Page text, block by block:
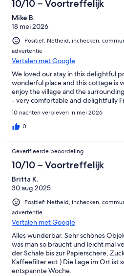
10/10 – Voortreffelijk
Mike B.
18 mei 2026
Positief: Netheid, inchecken,
advertentie
Vertalen met Google
We loved our stay in this delightful
wonderful place and this cottage is
enjoy the village and the
- very comfortable and delightfully
10 nachten verbleven in mei 2026
0
Geverifieerde beoordeling
10/10 – Voortreffelijk
Britta K.
30 aug 2025
Positief: Netheid, inchecken,
advertentie
Vertalen met Google
Alles wunderbar. Sehr schönes
was man so braucht und leicht mal
der Schale bis zur Papierschere,
Kaffeefilter ect.) Die Lage im Ort ist
entspannte Woche.